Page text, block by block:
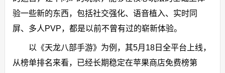
验一些新的东西，包括社交强化、语音植入、实时同
屏、多人PVP，都是以前不曾有过的崭新体验。
以《天龙八部手游》为例，其5月18日全平台上线，
从榜单排名来看，已经长期稳定在苹果商店免费榜第